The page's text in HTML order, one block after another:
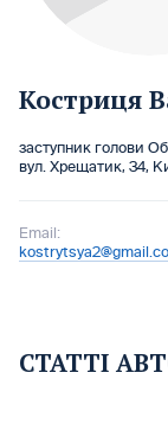
Костриця
заступник голови
вул. Хрещатик, 34,
Email:
СТАТТІ